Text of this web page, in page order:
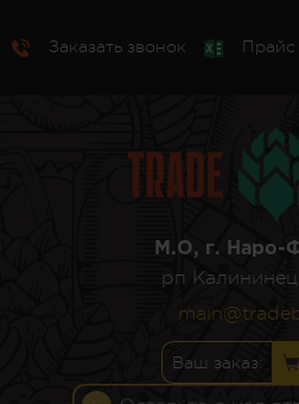
Заказать звонок Прайс
М.О, г. Наро-
рп
Ваш заказ: